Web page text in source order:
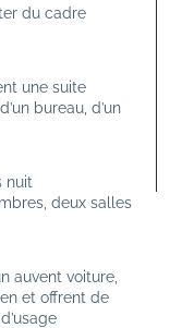
du cadre
une suite
bureau, d’un
nuit
deux salles
auvent voiture,
et offrent de